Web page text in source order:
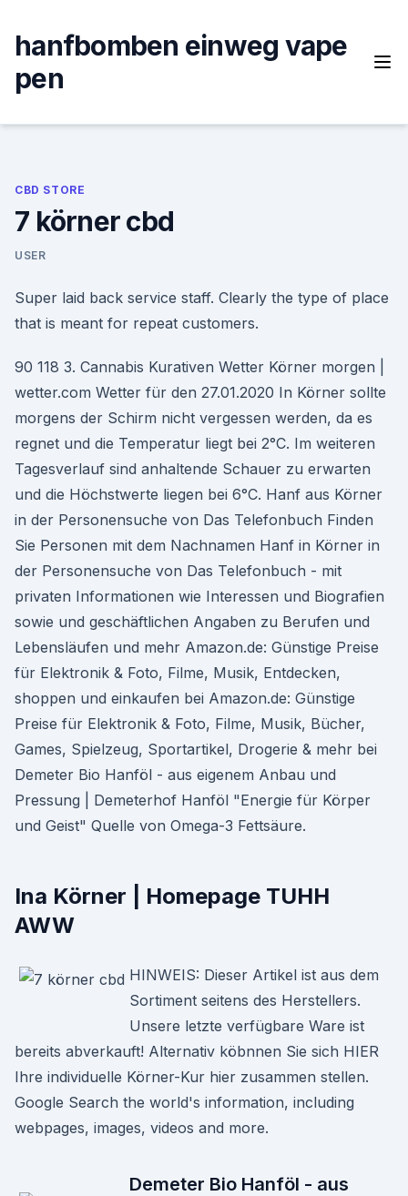
content
hanfbomben einweg vape
pen
CBD STORE
7 körner cbd
USER
Super laid back service staff. Clearly the type of place
that is meant for repeat customers.
90 118 3. Cannabis Kurativen Wetter Körner morgen |
wetter.com Wetter für den 27.01.2020 In Körner sollte
morgens der Schirm nicht vergessen werden, da es
regnet und die Temperatur liegt bei 2°C. Im weiteren
Tagesverlauf sind anhaltende Schauer zu erwarten
und die Höchstwerte liegen bei 6°C. Hanf aus Körner
in der Personensuche von Das Telefonbuch Finden
Sie Personen mit dem Nachnamen Hanf in Körner in
der Personensuche von Das Telefonbuch - mit
privaten Informationen wie Interessen und Biografien
sowie und geschäftlichen Angaben zu Berufen und
Lebensläufen und mehr Amazon.de: Günstige Preise
für Elektronik & Foto, Filme, Musik, Entdecken,
shoppen und einkaufen bei Amazon.de: Günstige
Preise für Elektronik & Foto, Filme, Musik, Bücher,
Games, Spielzeug, Sportartikel, Drogerie & mehr bei
Demeter Bio Hanföl - aus eigenem Anbau und
Pressung | Demeterhof Hanföl "Energie für Körper
und Geist" Quelle von Omega-3 Fettsäure.
Ina Körner | Homepage TUHH
AWW
HINWEIS: Dieser Artikel ist aus dem
Sortiment seitens des Herstellers.
Unsere letzte verfügbare Ware ist
bereits abverkauft! Alternativ köbnnen Sie sich HIER
Ihre individuelle Körner-Kur hier zusammen stellen.
Google Search the world's information, including
webpages, images, videos and more.
Demeter Bio Hanföl - aus